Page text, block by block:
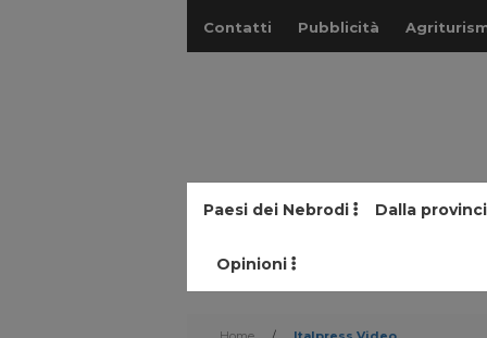
Contatti Pubblicità
Paesi dei Nebrodi Dalla
Opinioni